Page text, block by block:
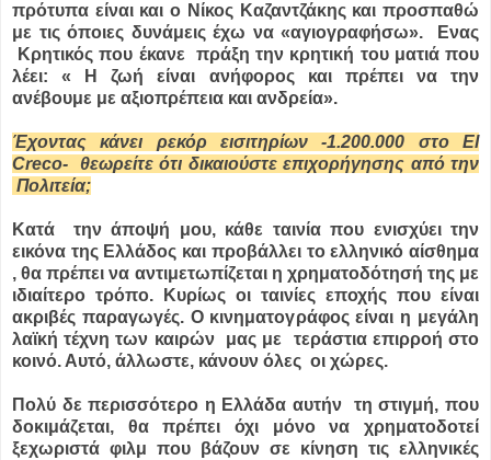
πρότυπα είναι και ο Νίκος Καζαντζάκης και προσπαθώ
με τις όποιες δυνάμεις έχω να «αγιογραφήσω». Ενας
Κρητικός που έκανε πράξη την κρητική του ματιά που
λέει: « Η ζωή είναι ανήφορος και πρέπει να την
ανέβουμε με αξιοπρέπεια και ανδρεία».
Έχοντας κάνει ρεκόρ εισιτηρίων -1.200.000 στο El
Creco- θεωρείτε ότι δικαιούστε επιχορήγησης από την
Πολιτεία;
Κατά την άποψή μου, κάθε ταινία που ενισχύει την
εικόνα της Ελλάδος και προβάλλει το ελληνικό αίσθημα
, θα πρέπει να αντιμετωπίζεται η χρηματοδότησή της με
ιδιαίτερο τρόπο. Κυρίως οι ταινίες εποχής που είναι
ακριβές παραγωγές. Ο κινηματογράφος είναι η μεγάλη
λαϊκή τέχνη των καιρών μας με τεράστια επιρροή στο
κοινό. Αυτό, άλλωστε, κάνουν όλες οι χώρες.
Πολύ δε περισσότερο η Ελλάδα αυτήν τη στιγμή, που
δοκιμάζεται, θα πρέπει όχι μόνο να χρηματοδοτεί
ξεχωριστά φιλμ που βάζουν σε κίνηση τις ελληνικές